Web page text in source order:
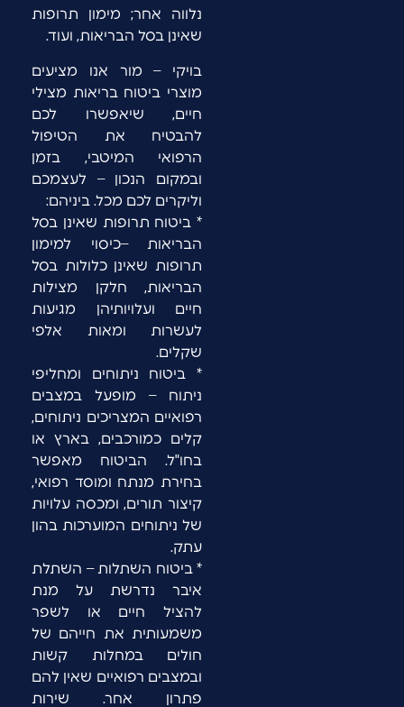
נלווה אחר; מימון תרופות
שאינן בסל הבריאות, ועוד.
בויקי – מור אנו מציעים
מוצרי ביטוח בריאות מצילי
חיים, שיאפשרו לכם
להבטיח את הטיפול
הרפואי המיטבי, בזמן
ובמקום הנכון – לעצמכם
וליקרים לכם מכל. ביניהם:
* ביטוח תרופות שאינן בסל
הבריאות –כיסוי למימון
תרופות שאינן כלולות בסל
הבריאות, חלקן מצילות
חיים ועלויותיהן מגיעות
לעשרות ומאות אלפי
שקלים.
* ביטוח ניתוחים ומחליפי
ניתוח – מופעל במצבים
רפואיים המצריכים ניתוחים,
קלים כמורכבים, בארץ או
בחו"ל. הביטוח מאפשר
בחירת מנתח ומוסד רפואי,
קיצור תורים, ומכסה עלויות
של ניתוחים המוערכות בהון
עתק.
* ביטוח השתלות – השתלת
איבר נדרשת על מנת
להציל חיים או לשפר
משמעותית את חייהם של
חולים במחלות קשות
ובמצבים רפואיים שאין להם
פתרון אחר. שירות